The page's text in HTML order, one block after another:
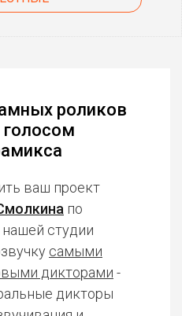
роликов
голосом
ваш проект
по
студии
самыми
дикторами -
дикторы